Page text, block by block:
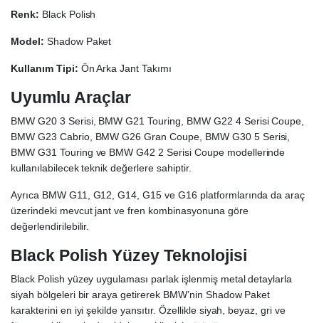
Renk: Black Polish
Model: Shadow Paket
Kullanım Tipi: Ön Arka Jant Takımı
Uyumlu Araçlar
BMW G20 3 Serisi, BMW G21 Touring, BMW G22 4 Serisi Coupe,
BMW G23 Cabrio, BMW G26 Gran Coupe, BMW G30 5 Serisi,
BMW G31 Touring ve BMW G42 2 Serisi Coupe modellerinde
kullanılabilecek teknik değerlere sahiptir.
Ayrıca BMW G11, G12, G14, G15 ve G16 platformlarında da araç
üzerindeki mevcut jant ve fren kombinasyonuna göre
değerlendirilebilir.
Black Polish Yüzey Teknolojisi
Black Polish yüzey uygulaması parlak işlenmiş metal detaylarla
siyah bölgeleri bir araya getirerek BMW’nin Shadow Paket
karakterini en iyi şekilde yansıtır. Özellikle siyah, beyaz, gri ve